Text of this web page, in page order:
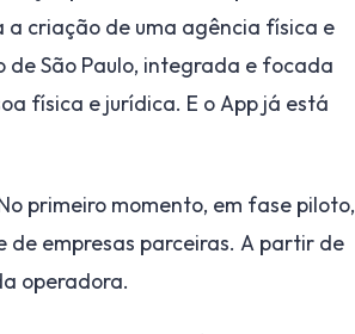
a criação de uma agência física e
de São Paulo, integrada e focada
física e jurídica. E o App já está
primeiro momento, em fase piloto,
empresas parceiras. A partir de
operadora.